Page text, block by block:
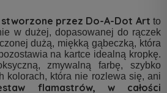
przez Do-A-Dot Art to
w dużej, dopasowanej do rączek
dużą, miękką gąbeczką, która
na kartce idealną kropkę.
zmywalną farbę, szybko
kolorach, która nie rozlewa się, ani
flamastrów, w całości